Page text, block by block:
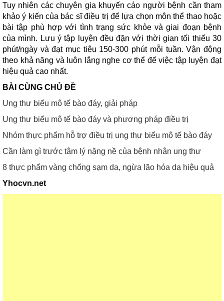
Tuy nhiên các chuyên gia khuyến cáo người bệnh cần tham
khảo ý kiến của bác sĩ điều trị để lựa chọn môn thể thao hoặc
bài tập phù hợp với tình trạng sức khỏe và giai đoạn bệnh
của mình. Lưu ý tập luyện đều đặn với thời gian tối thiểu 30
phút/ngày và đạt mục tiêu 150-300 phút mỗi tuần. Vận động
theo khả năng và luôn lắng nghe cơ thể để việc tập luyện đạt
hiệu quả cao nhất.
BÀI CÙNG CHỦ ĐỀ
Ung thư biểu mô tế bào đáy, giải pháp
Ung thư biểu mô tế bào đáy và phương pháp điều trị
Nhóm thực phẩm hỗ trợ điều trị ung thư biểu mô tế bào đáy
Cần làm gì trước tâm lý nặng nề của bệnh nhân ung thư
8 thực phẩm vàng chống sạm da, ngừa lão hóa da hiệu quả
Yhocvn.net